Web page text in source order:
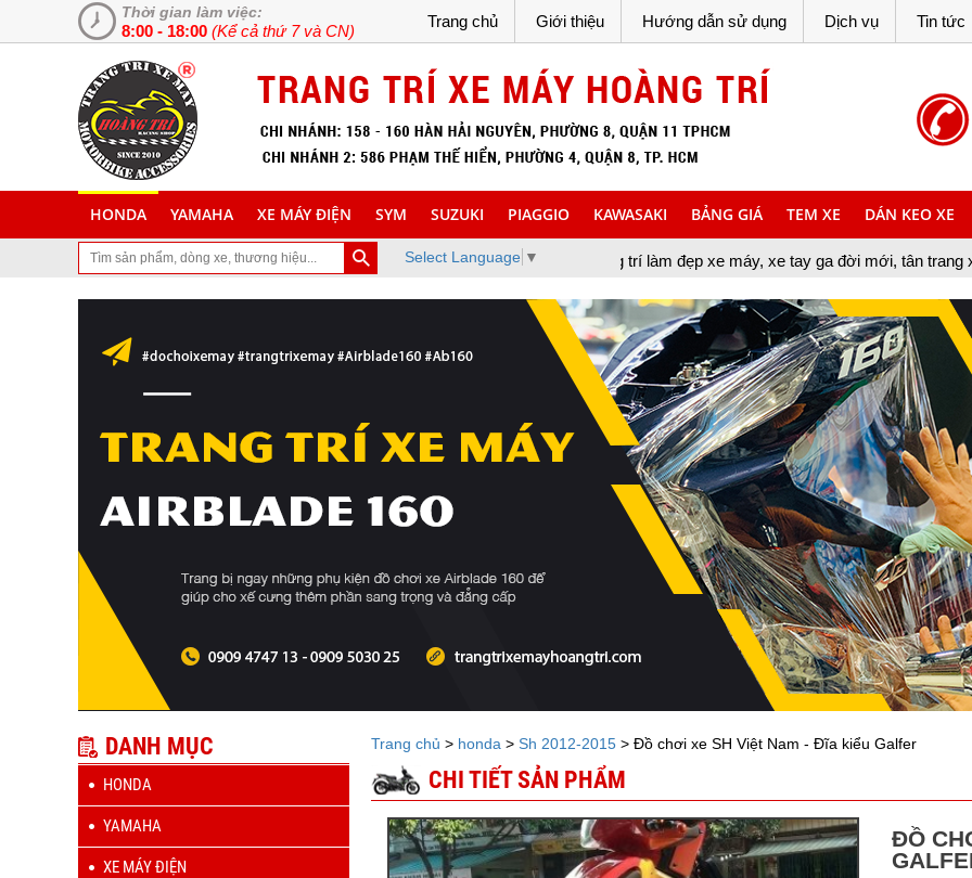
Thời gian làm việc:
8:00 - 18:00 (Kể cả thứ 7 và CN)
Trang chủ Giới thiệu Hướng dẫn sử dụng Dịch vụ Tin tức
HONDA YAMAHA XE MÁY ĐIỆN SYM SUZUKI PIAGGIO KAWASAKI BẢNG GIÁ TEM XE DÁN KEO XE
Select Language ▼
thăm trang Web chuyên cung cấp và lắp đặt phụ tùng inox trang trí làm đẹp xe máy, xe tay ga đời mới, tân trang xe máy, cung cấp
DANH MỤC
HONDA
YAMAHA
XE MÁY ĐIỆN
Trang chủ > honda > Sh 2012-2015> Đồ chơi xe SH Việt Nam - Đĩa kiểu Galfer
CHI TIẾT SẢN PHẨM
ĐỒ